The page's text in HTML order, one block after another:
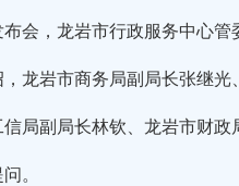
会，龙岩市行政服务中心管
龙岩市商务局副局长张继光
信局副局长林钦、龙岩市财
。